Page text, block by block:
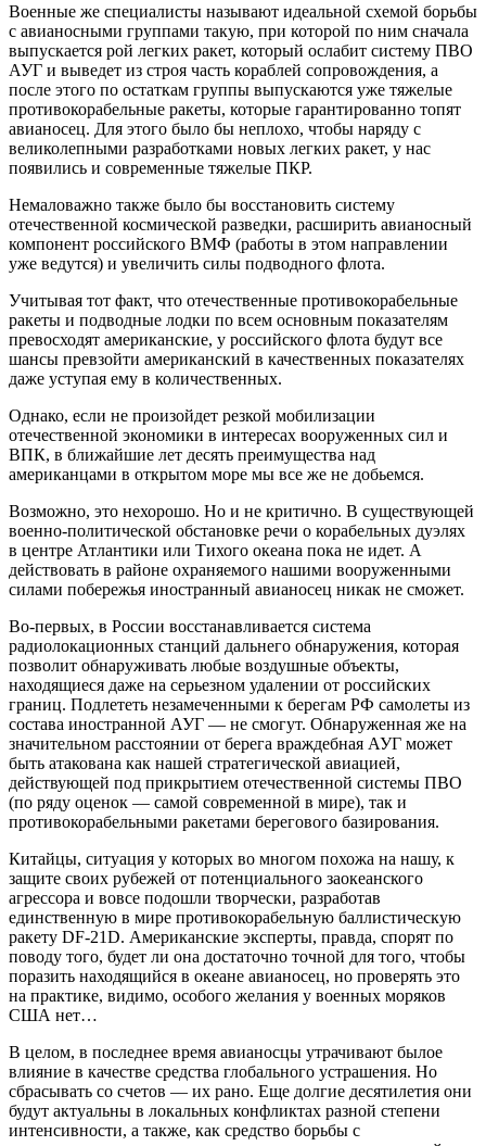
Военные же специалисты называют идеальной схемой борьбы
с авианосными группами такую, при которой по ним сначала
выпускается рой легких ракет, который ослабит систему ПВО
АУГ и выведет из строя часть кораблей сопровождения, а
после этого по остаткам группы выпускаются уже тяжелые
противокорабельные ракеты, которые гарантированно топят
авианосец. Для этого было бы неплохо, чтобы наряду с
великолепными разработками новых легких ракет, у нас
появились и современные тяжелые ПКР.
Немаловажно также было бы восстановить систему
отечественной космической разведки, расширить авианосный
компонент российского ВМФ (работы в этом направлении
уже ведутся) и увеличить силы подводного флота.
Учитывая тот факт, что отечественные противокорабельные
ракеты и подводные лодки по всем основным показателям
превосходят американские, у российского флота будут все
шансы превзойти американский в качественных показателях
даже уступая ему в количественных.
Однако, если не произойдет резкой мобилизации
отечественной экономики в интересах вооруженных сил и
ВПК, в ближайшие лет десять преимущества над
американцами в открытом море мы все же не добьемся.
Возможно, это нехорошо. Но и не критично. В существующей
военно-политической обстановке речи о корабельных дуэлях
в центре Атлантики или Тихого океана пока не идет. А
действовать в районе охраняемого нашими вооруженными
силами побережья иностранный авианосец никак не сможет.
Во-первых, в России восстанавливается система
радиолокационных станций дальнего обнаружения, которая
позволит обнаруживать любые воздушные объекты,
находящиеся даже на серьезном удалении от российских
границ. Подлететь незамеченными к берегам РФ самолеты из
состава иностранной АУГ — не смогут. Обнаруженная же на
значительном расстоянии от берега враждебная АУГ может
быть атакована как нашей стратегической авиацией,
действующей под прикрытием отечественной системы ПВО
(по ряду оценок — самой современной в мире), так и
противокорабельными ракетами берегового базирования.
Китайцы, ситуация у которых во многом похожа на нашу, к
защите своих рубежей от потенциального заокеанского
агрессора и вовсе подошли творчески, разработав
единственную в мире противокорабельную баллистическую
ракету DF-21D. Американские эксперты, правда, спорят по
поводу того, будет ли она достаточно точной для того, чтобы
поразить находящийся в океане авианосец, но проверять это
на практике, видимо, особого желания у военных моряков
США нет…
В целом, в последнее время авианосцы утрачивают былое
влияние в качестве средства глобального устрашения. Но
сбрасывать со счетов — их рано. Еще долгие десятилетия они
будут актуальны в локальных конфликтах разной степени
интенсивности, а также, как средство борьбы с